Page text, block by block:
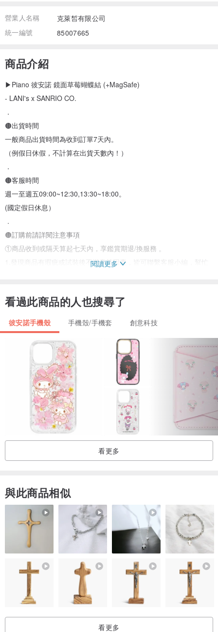
營業人名稱
克萊皙有限公司
統一編號
85007665
商品介紹
▶Piano 彼安諾 鏡面草莓蝴蝶結 (+MagSafe)
- LANI's x SANRIO CO.
．
🟤出貨時間
一般商品出貨時間為收到訂單7天內。
（例假日休假，不計算在出貨天數內！）
．
🟤客服時間
週一至週五09:00~12:30,13:30~18:00。
(國定假日休息）
．
🟤訂購前請詳閱注意事項
①商品收到或隔天算起七天內，享鑑賞期退/換服務 。
1.發現商品有瑕疵或試裝後不滿意等因素，皆可聯繫客服小編，幫忙
否則將會影響退／換貨權益。
．
②注意事項
1.非瑕疵定義：極小污點、尺寸1-2公分的誤差、真花與貝殼本身的自
然斑點紋路、照片色差。
以上因素在國際驗貨標準都屬於可接受範圍、不屬於瑕疵喔！
2.無法受理退／換貨因素：試用時人為蓄意破壞、非正常使用（如：
刻意從高樓投下地面）、商品自行加工非商品原樣（如：噴墨、作畫
等）、包裝或商品配件損毀（缺少按鍵、邊匡等）、超過七天鑑賞
期。
3.流沙款氣泡：有泡泡的部分是正常的，因為流沙的款式，我們背殼
去，所以才會產生泡泡，這部分是流沙手機殼無法避免的狀況，但不
會說有很多泡泡，如果天氣穩定後，泡泡就會變小與變少了！
Made In Taiwan , Design In Taipei.
商品均為「實際拍攝」請安心購買（盜圖必究）
閱讀更多
看過此商品的人也搜尋了
彼安諾手機殼 手機殼/手機套 創意科技
看更多
與此商品相似
看更多